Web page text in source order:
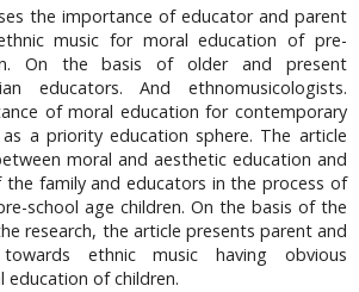
the importance of educator and parent
music for moral education of pre-
On the basis of older and present
educators. And ethnomusicologists.
of moral education for contemporary
a priority education sphere. The article
moral and aesthetic education and
the family and educators in the process of
school age children. On the basis of the
research, the article presents parent and
ethnic music having obvious
education of children.